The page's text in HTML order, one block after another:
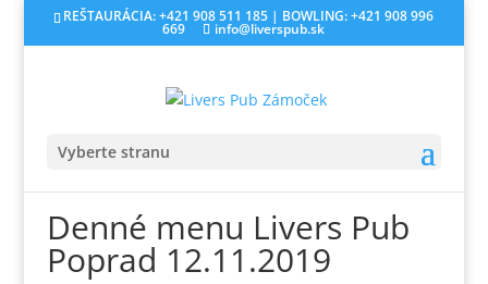
REŠTAURÁCIA: +421 908 511 185 | BOWLING: +421 908 996
669 info@liverspub.sk
Vyberte stranu
Denné menu Livers Pub
Poprad 12.11.2019